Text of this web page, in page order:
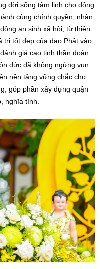
đời sống tâm linh cho đông
cùng chính quyền, nhân
an sinh xã hội, từ thiện
trị tốt đẹp của đạo Phật vào
giá cao tinh thần đoàn
đức đã không ngừng vun
nền tảng vững chắc cho
góp phần xây dựng quận
nghĩa tình.